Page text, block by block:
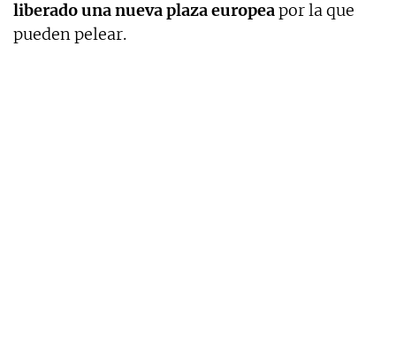
liberado una nueva plaza europeapor la que
pueden pelear.